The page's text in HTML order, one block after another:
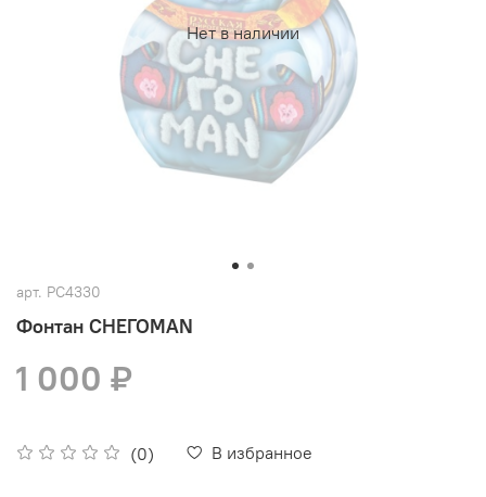
Нет в наличии
арт. РС4330
Фонтан СНЕГОMAN
(0) В избранное
1 000 ₽